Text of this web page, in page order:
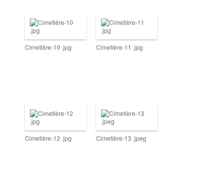
Cimetière-10 .jpg Cimetière-11 .jpg
Cimetière-12 .jpg Cimetière-13 .jpeg